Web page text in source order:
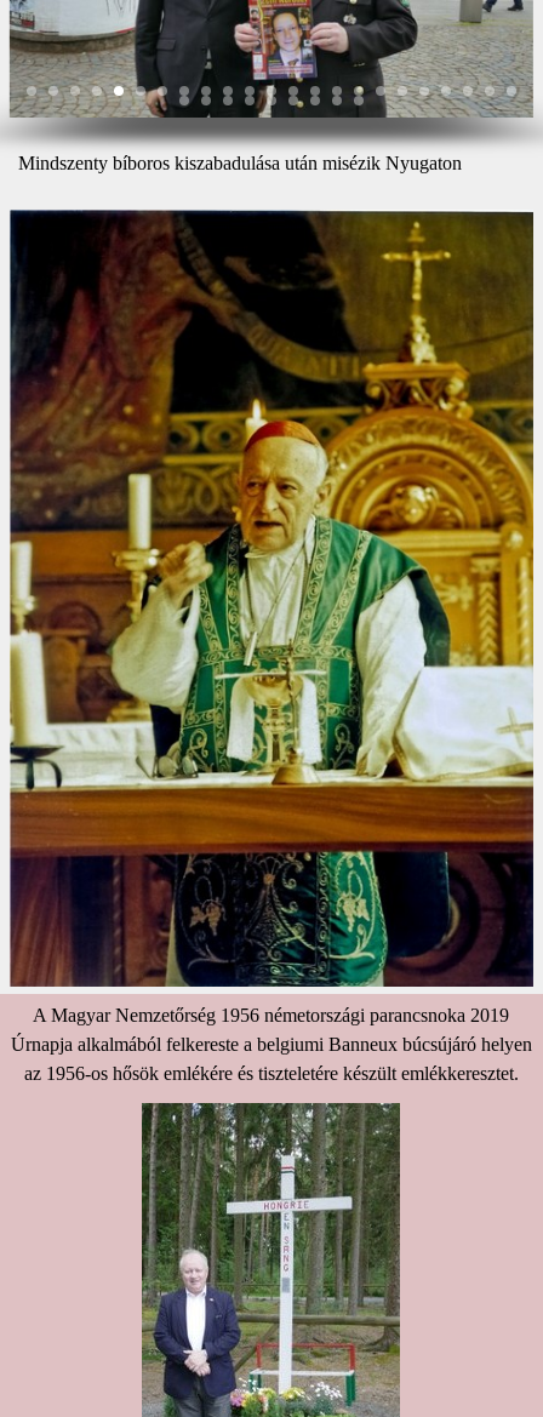
Mindszenty bíboros kiszabadulása után misézik Nyugaton
A Magyar Nemzetőrség 1956 németországi parancsnoka 2019
Úrnapja alkalmából felkereste a belgiumi Banneux búcsújáró helyen
az 1956-os hősök emlékére és tiszteletére készült emlékkeresztet.